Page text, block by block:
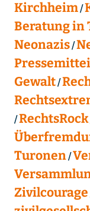
Kirchheim
Beratung in
Neonazis
Gewalt
RechtsRock
Turonen
Zivilcourage